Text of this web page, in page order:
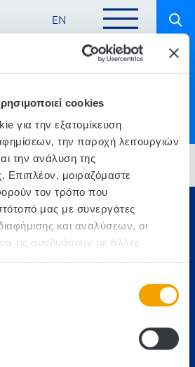
cookies
για την εξατομίκευση
την παροχή λειτουργιών
την ανάλυση της
Επιπλέον, μοιραζόμαστε
τον τρόπο που
μας με συνεργάτες
και αναλύσεων, οι
τις συνδυάσουν με άλλες
EN
/ Product categories
taste
Τ.Θ. 200, TK 190 02